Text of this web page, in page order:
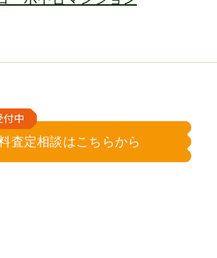
査定相談はこちらから